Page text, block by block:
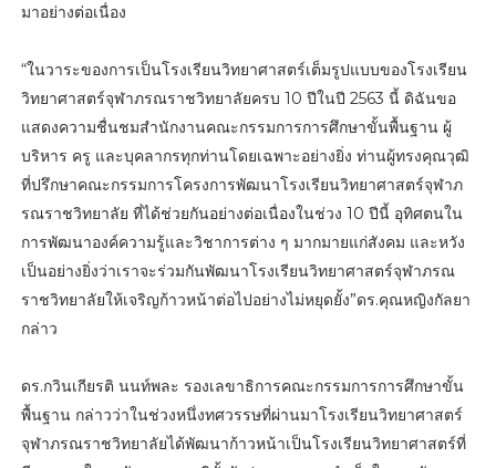
มาอย่างต่อเนื่อง
“ในวาระของการเป็นโรงเรียนวิทยาศาสตร์เต็มรูปแบบของโรงเรียน
วิทยาศาสตร์จุฬาภรณราชวิทยาลัยครบ 10 ปีในปี 2563 นี้ ดิฉันขอ
แสดงความชื่นชมสำนักงานคณะกรรมการการศึกษาขั้นพื้นฐาน ผู้
บริหาร ครู และบุคลากรทุกท่านโดยเฉพาะอย่างยิ่ง ท่านผู้ทรงคุณวุฒิ
ที่ปรึกษาคณะกรรมการโครงการพัฒนาโรงเรียนวิทยาศาสตร์จุฬาภ
รณราชวิทยาลัย ที่ได้ช่วยกันอย่างต่อเนื่องในช่วง 10 ปีนี้ อุทิศตนใน
การพัฒนาองค์ความรู้และวิชาการต่าง ๆ มากมายแก่สังคม และหวัง
เป็นอย่างยิ่งว่าเราจะร่วมกันพัฒนาโรงเรียนวิทยาศาสตร์จุฬาภรณ
ราชวิทยาลัยให้เจริญก้าวหน้าต่อไปอย่างไม่หยุดยั้ง”ดร.คุณหญิงกัลยา
กล่าว
ดร.กวินเกียรติ นนท์พละ รองเลขาธิการคณะกรรมการการศึกษาขั้น
พื้นฐาน กล่าวว่าในช่วงหนึ่งทศวรรษที่ผ่านมาโรงเรียนวิทยาศาสตร์
จุฬาภรณราชวิทยาลัยได้พัฒนาก้าวหน้าเป็นโรงเรียนวิทยาศาสตร์ที่